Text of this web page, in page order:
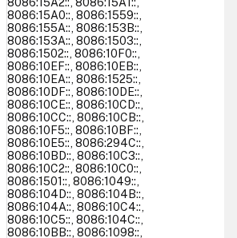
8086:15A0::, 8086:1559::,
8086:155A::, 8086:153B::,
8086:153A::, 8086:1503::,
8086:1502::, 8086:10F0::,
8086:10EF::, 8086:10EB::,
8086:10EA::, 8086:1525::,
8086:10DF::, 8086:10DE::,
8086:10CE::, 8086:10CD::,
8086:10CC::, 8086:10CB::,
8086:10F5::, 8086:10BF::,
8086:10E5::, 8086:294C::,
8086:10BD::, 8086:10C3::,
8086:10C2::, 8086:10C0::,
8086:1501::, 8086:1049::,
8086:104D::, 8086:104B::,
8086:104A::, 8086:10C4::,
8086:10C5::, 8086:104C::,
8086:10BB::, 8086:1098::,